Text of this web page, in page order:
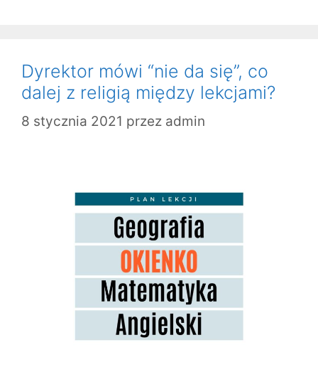
Dyrektor mówi “nie da się”, co
dalej z religią między lekcjami?
8 stycznia 2021 przez admin